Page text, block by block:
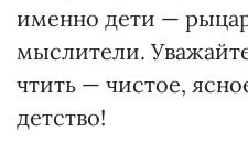
именно дети —
мыслители.
чтить — чистое,
детство!